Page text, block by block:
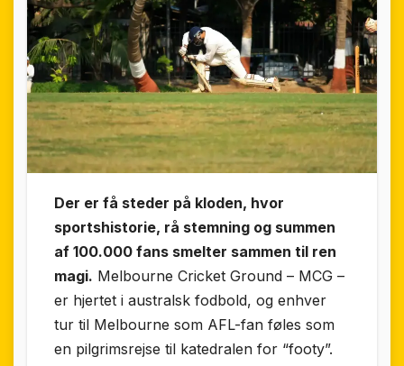
Der er få steder på kloden, hvor
sportshistorie, rå stemning og summen
af 100.000 fans smelter sammen til ren
magi. Melbourne Cricket Ground – MCG –
er hjertet i australsk fodbold, og enhver
tur til Melbourne som AFL-fan føles som
en pilgrimsrejse til katedralen for “footy”.